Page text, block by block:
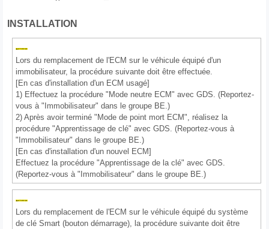
INSTALLATION
Lors du remplacement de l'ECM sur le véhicule équipé d'un
immobilisateur, la procédure suivante doit être effectuée.
[En cas d'installation d'un ECM usagé]
1) Effectuez la procédure "Mode neutre ECM" avec GDS. (Reportez-
vous à "Immobilisateur" dans le groupe BE.)
2) Après avoir terminé "Mode de point mort ECM", réalisez la
procédure "Apprentissage de clé" avec GDS. (Reportez-vous à
"Immobilisateur" dans le groupe BE.)
[En cas d'installation d'un nouvel ECM]
Effectuez la procédure "Apprentissage de la clé" avec GDS.
(Reportez-vous à "Immobilisateur" dans le groupe BE.)
Lors du remplacement de l'ECM sur le véhicule équipé du système
de clé Smart (bouton démarrage), la procédure suivante doit être